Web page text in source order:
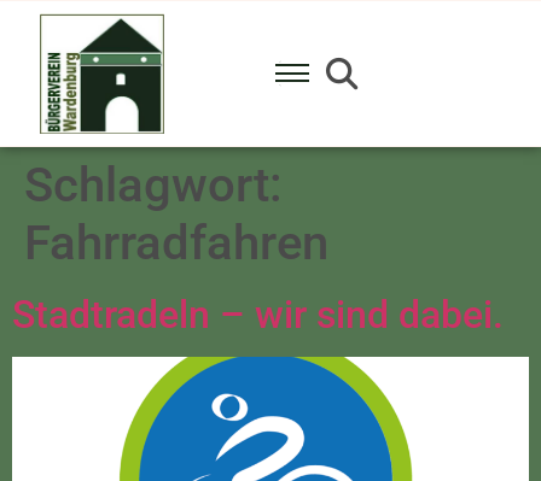
Schlagwort:
Fahrradfahren
Stadtradeln – wir sind dabei.